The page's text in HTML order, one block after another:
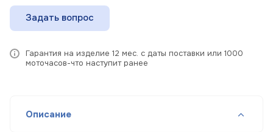
Задать вопрос
Гарантия на изделие 12 мес. с даты поставки или 1000
моточасов-что наступит ранее
Описание